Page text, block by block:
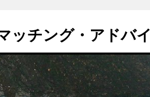
ッチング・アドバ